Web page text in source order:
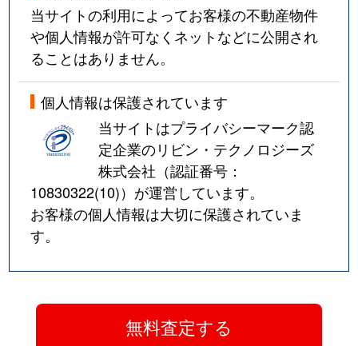
当サイトの利用によってお客様の不動産物件
や個人情報が許可なくネットなどに公開され
ることはありません。
個人情報は保護されています
当サイトはプライバシーマーク認
定企業のリビン・テクノロジーズ
株式会社（認証番号：
10830322(10)）が運営しています。
お客様の個人情報は大切に保護されていま
す。